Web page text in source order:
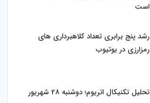
است
رشد پنج برابری تعداد کلاهبرداری های
رمزارزی در یوتیوب
تحلیل تکنیکال اتریوم؛ دوشنبه 28 شهریور